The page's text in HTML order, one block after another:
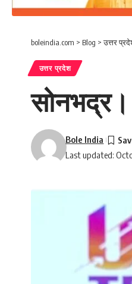
boleindia.com > Blog >उत्तर
उत्तर प्रदेश
सोनभद्र।
Last updated:
Bole India